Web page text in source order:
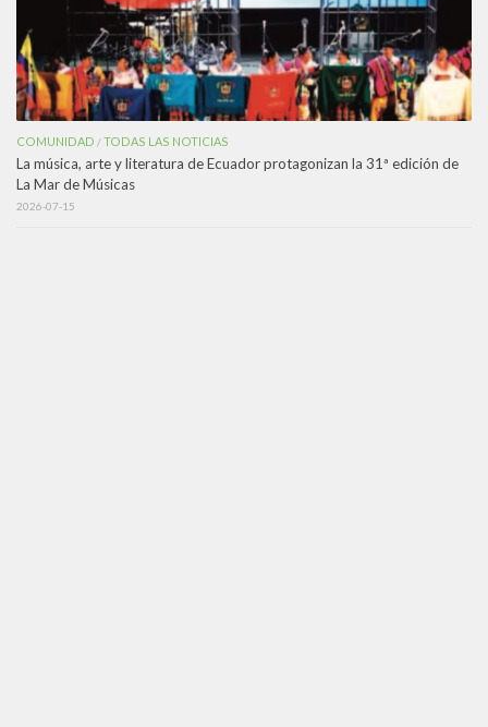
COMUNIDAD /TODAS LAS NOTICIAS
La música, arte y literatura de Ecuador protagonizan la 31ª edición de
La Mar de Músicas
2026-07-15